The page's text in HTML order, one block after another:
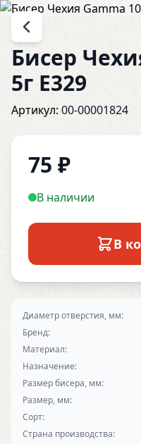
Бисер
5г E329
Артикул:00-00001824
75 ₽
В наличии
В
Диаметр отверстия, мм:
Бренд:
Материал:
Назначение:
Размер бисера, мм:
Размер, мм:
Сорт:
Страна производства: